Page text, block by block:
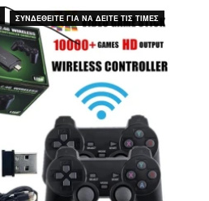
ΣΥΝΔΕΘΕΙΤΕ ΓΙΑ ΝΑ ΔΕΙΤΕ ΤΙΣ ΤΙΜΕΣ